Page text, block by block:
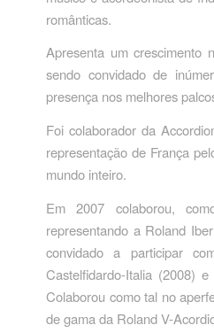
românticas.
Apresenta um crescimento
sendo convidado de
presença nos melhores
Foi colaborador da
representação de França
mundo inteiro.
Em 2007 colaborou,
representando a Roland
convidado a participar
Castelfidardo-Italia (2008)
Colaborou como tal no
de gama da Roland V-